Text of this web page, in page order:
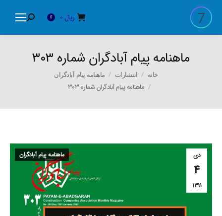
ریال 0
Search:
ماهنامه پیام آبادگران شماره ۳۰۳
خانه انتشارات ماهنامه پیام آبادگران
ماهنامه پیام آبادگران شماره ۳۰۳
دی
۴
۱۳۹۱
ماهنامه پیام آبادگران